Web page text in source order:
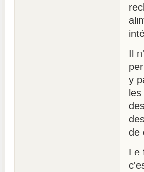
Il
y
les
de
Le